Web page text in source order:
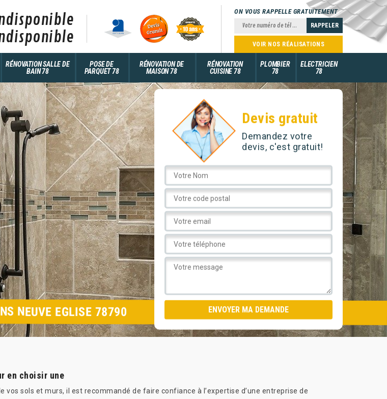
ON VOUS RAPPELLE GRATUITEMENT
VOIR NOS RÉALISATIONS
RÉNOVATION SALLE DE
BAIN 78
POSE DE
PARQUET 78
RÉNOVATION DE
MAISON 78
RÉNOVATION
CUISINE 78
PLOMBIER
78
ELECTRICIEN
78
Devis gratuit
Demandez votre
devis, c'est gratuit!
NEUVE EGLISE 78790
en choisir une
sols et murs, il est recommandé de faire confiance à l’expertise d’une entreprise de